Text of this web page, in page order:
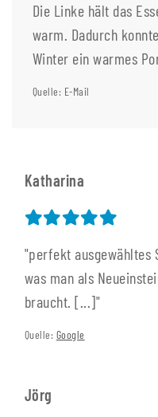
Die Linke hält das
warm. Dadurch
Winter ein warmes
Quelle: E-Mail
Katharina
"perfekt ausgewähltes
was man als
braucht. [...]"
Quelle: Google
Jörg